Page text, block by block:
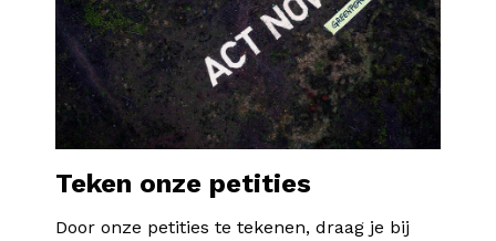
Teken onze petities
Door onze petities te tekenen, draag je bij